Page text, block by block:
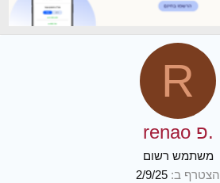
R
renao פ.
משתמש רשום
הצטרף ב 2/9/25